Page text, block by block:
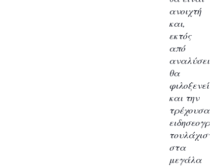
ανοιχτή
και,
εκτός
από
αναλύσεις,
θα
φιλοξενεί
και την
τρέχουσα
τουλάχιστον
στα
μεγάλα